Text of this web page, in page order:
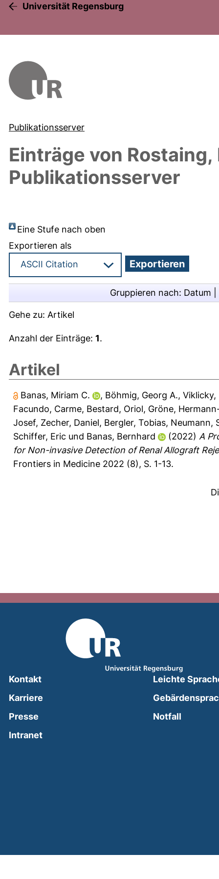
Universität Regensburg
Publikationsserver
Einträge von Rostaing,
Publikationsserver
Eine Stufe nach oben
Exportieren als
Gruppieren nach: Datum
Gehe zu: Artikel
Anzahl der Einträge: 1.
Artikel
Banas, Miriam C. , Böhmig, Georg A., Viklicky,
Facundo, Carme, Bestard, Oriol, Gröne,
Josef, Zecher, Daniel, Bergler, Tobias, Neumann,
Schiffer, Eric und Banas, Bernhard (2022) A
for Non-invasive Detection of Renal Allograft
Frontiers in Medicine 2022 (8), S. 1-13.
Kontakt
Karriere
Presse
Intranet(external link, opens in a new window)
Leichte
Notfall